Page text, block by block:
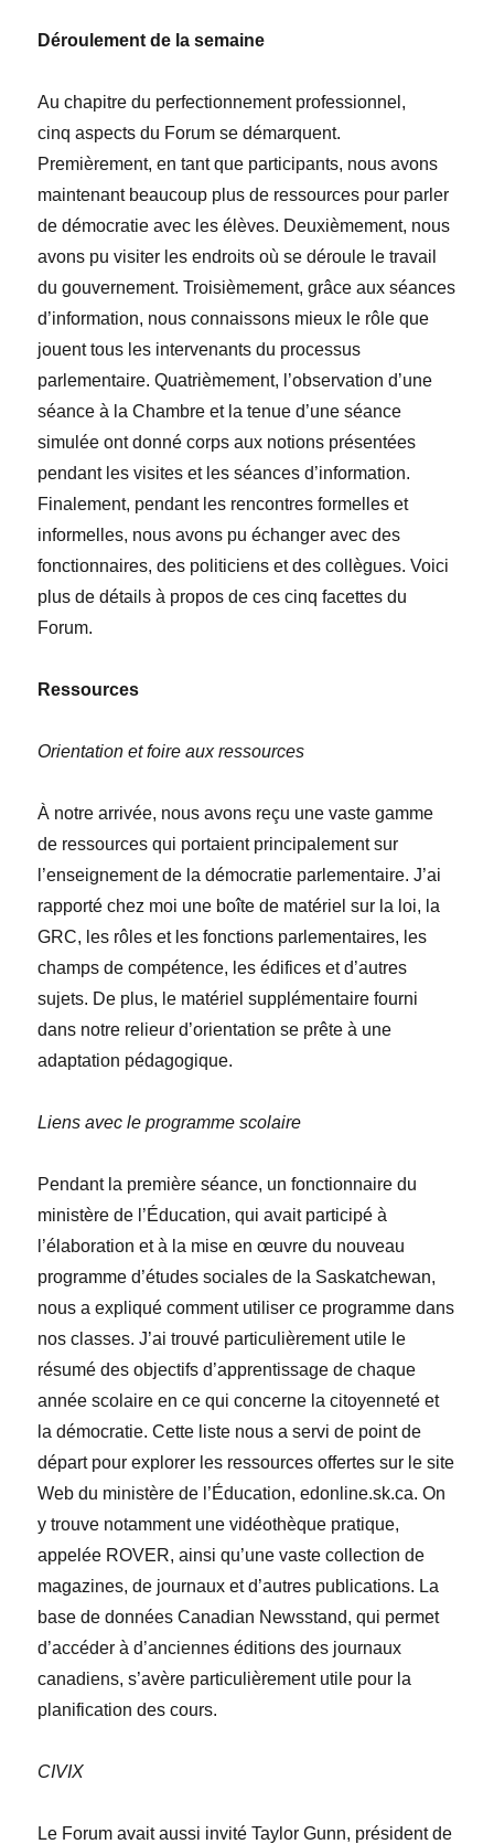
Déroulement de la semaine
Au chapitre du perfectionnement professionnel,
cinq aspects du Forum se démarquent.
Premièrement, en tant que participants, nous avons
maintenant beaucoup plus de ressources pour parler
de démocratie avec les élèves. Deuxièmement, nous
avons pu visiter les endroits où se déroule le travail
du gouvernement. Troisièmement, grâce aux séances
d’information, nous connaissons mieux le rôle que
jouent tous les intervenants du processus
parlementaire. Quatrièmement, l’observation d’une
séance à la Chambre et la tenue d’une séance
simulée ont donné corps aux notions présentées
pendant les visites et les séances d’information.
Finalement, pendant les rencontres formelles et
informelles, nous avons pu échanger avec des
fonctionnaires, des politiciens et des collègues. Voici
plus de détails à propos de ces cinq facettes du
Forum.
Ressources
Orientation et foire aux ressources
À notre arrivée, nous avons reçu une vaste gamme
de ressources qui portaient principalement sur
l’enseignement de la démocratie parlementaire. J’ai
rapporté chez moi une boîte de matériel sur la loi, la
GRC, les rôles et les fonctions parlementaires, les
champs de compétence, les édifices et d’autres
sujets. De plus, le matériel supplémentaire fourni
dans notre relieur d’orientation se prête à une
adaptation pédagogique.
Liens avec le programme scolaire
Pendant la première séance, un fonctionnaire du
ministère de l’Éducation, qui avait participé à
l’élaboration et à la mise en œuvre du nouveau
programme d’études sociales de la Saskatchewan,
nous a expliqué comment utiliser ce programme dans
nos classes. J’ai trouvé particulièrement utile le
résumé des objectifs d’apprentissage de chaque
année scolaire en ce qui concerne la citoyenneté et
la démocratie. Cette liste nous a servi de point de
départ pour explorer les ressources offertes sur le site
Web du ministère de l’Éducation,edonline.sk.ca. On
y trouve notamment une vidéothèque pratique,
appelée ROVER, ainsi qu’une vaste collection de
magazines, de journaux et d’autres publications. La
base de donnéesCanadian Newsstand, qui permet
d’accéder à d’anciennes éditions des journaux
canadiens, s’avère particulièrement utile pour la
planification des cours.
CIVIX
Le Forum avait aussi invité Taylor Gunn, président de